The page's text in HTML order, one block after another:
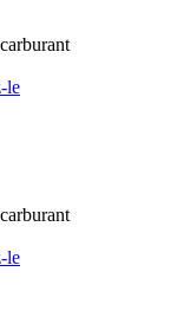
le
le